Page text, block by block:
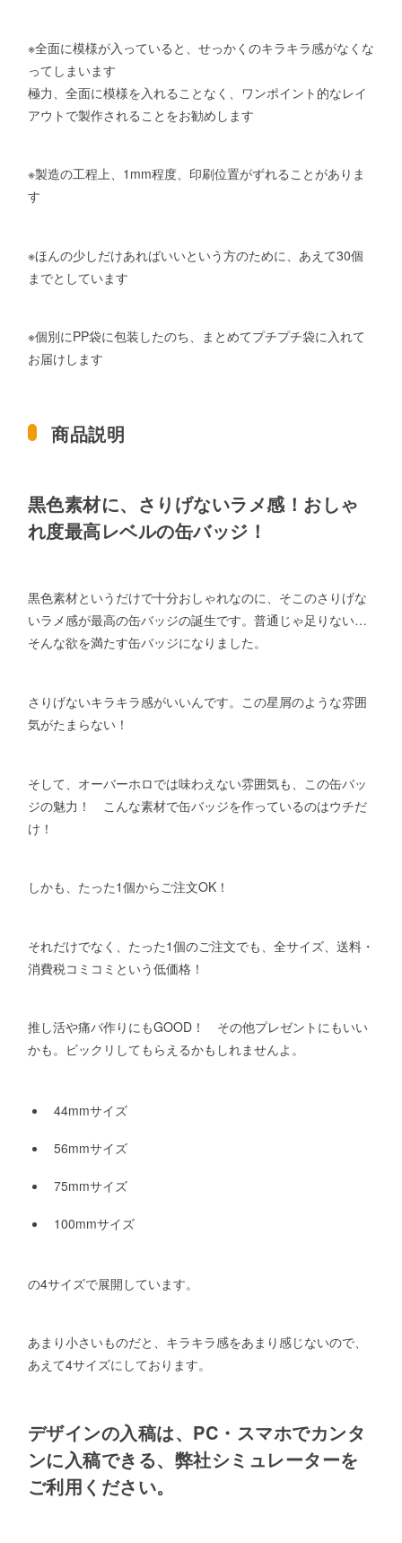
※全面に模様が入っていると、せっかくのキラキラ感がなくな
ってしまいます
極力、全面に模様を入れることなく、ワンポイント的なレイ
アウトで製作されることをお勧めします
※製造の工程上、1mm程度、印刷位置がずれることがありま
す
※ほんの少しだけあればいいという方のために、あえて30個
までとしています
※個別にPP袋に包装したのち、まとめてプチプチ袋に入れて
お届けします
商品説明
黒色素材に、さりげないラメ感！おしゃ
れ度最高レベルの缶バッジ！
黒色素材というだけで十分おしゃれなのに、そこのさりげな
いラメ感が最高の缶バッジの誕生です。普通じゃ足りない…
そんな欲を満たす缶バッジになりました。
さりげないキラキラ感がいいんです。この星屑のような雰囲
気がたまらない！
そして、オーバーホロでは味わえない雰囲気も、この缶バッ
ジの魅力！ こんな素材で缶バッジを作っているのはウチだ
け！
しかも、たった1個からご注文OK！
それだけでなく、たった1個のご注文でも、全サイズ、送料・
消費税コミコミという低価格！
推し活や痛バ作りにもGOOD！ その他プレゼントにもいい
かも。ビックリしてもらえるかもしれませんよ。
44mmサイズ
56mmサイズ
75mmサイズ
100mmサイズ
の4サイズで展開しています。
あまり小さいものだと、キラキラ感をあまり感じないので、
あえて4サイズにしております。
デザインの入稿は、PC・スマホでカンタ
ンに入稿できる、弊社シミュレーターを
ご利用ください。